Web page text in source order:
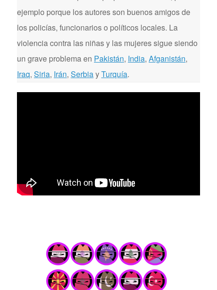
ejemplo porque los autores son buenos amigos de
los policías, funcionarios o políticos locales. La
violencia contra las niñas y las mujeres sigue siendo
un grave problema en Pakistán, India, Afganistán,
Iraq, Siria, Irán, SerbiayTurquía.